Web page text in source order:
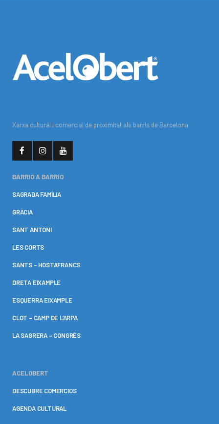
Xarxa cultural i comercial de proximitat als barris de Barcelona
BARRIO A BARRIO
SAGRADA FAMÍLIA
GRÀCIA
SANT ANTONI
LES CORTS
SANTS – HOSTAFRANCS
DRETA EIXAMPLE
ESQUERRA EIXAMPLE
CLOT – CAMP DE L’ARPA
LA SAGRERA – CONGRÉS
ACELOBERT
DESCUBRE COMERCIOS
AGENDA CULTURAL